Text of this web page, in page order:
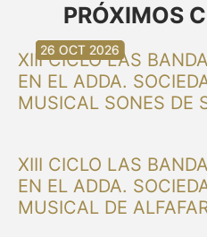
PRÓXIMOS
XIII CICLO LAS
EN EL ADDA.
MUSICAL SONES DE
30 AUG 2026
XIII CICLO LAS
EN EL ADDA.
MUSICAL DE
30 AUG 2026
13 SEP 2026
20 SEP 2026
20 SEP 2026
26 SEP 2026
03 OCT 2026
16 OCT 2026
26 OCT 2026